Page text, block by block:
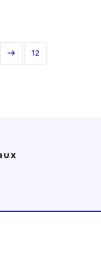
Page
suivante
Dernière
page
12